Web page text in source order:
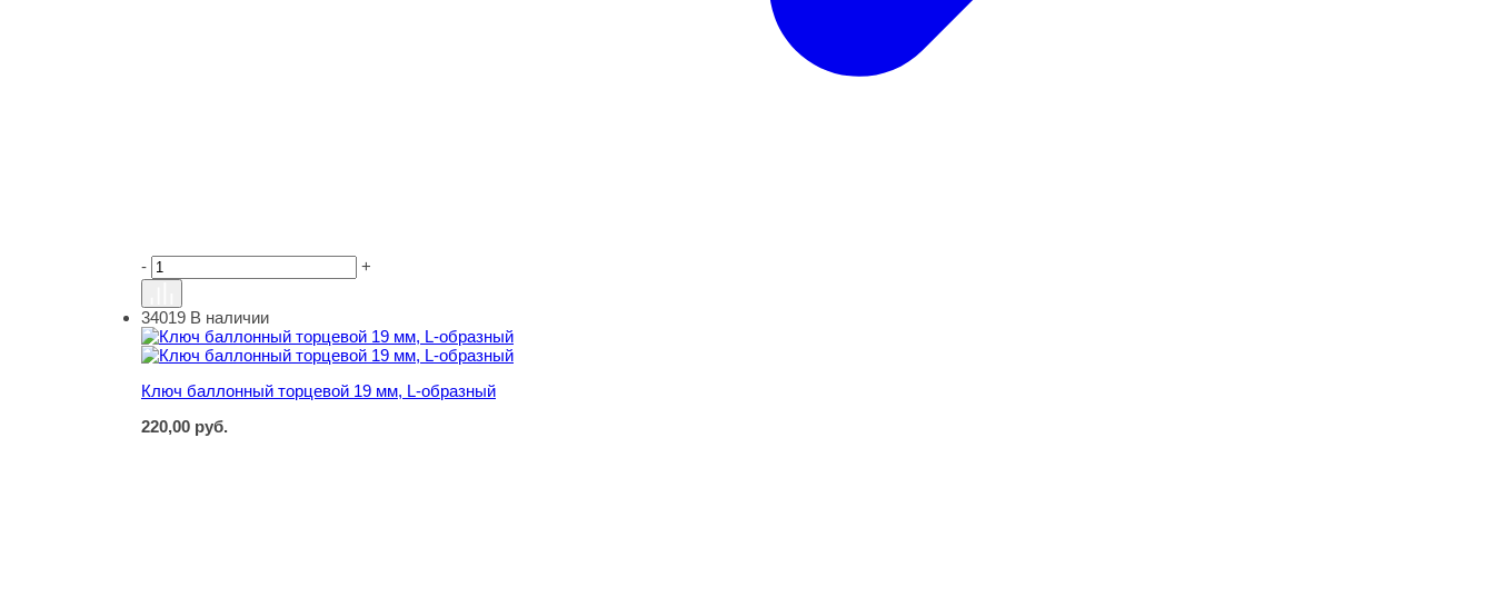
- +
Ключ баллонный торцевой 19 мм, L-образный
34019 В наличии
Ключ баллонный торцевой 19 мм, L-образный
220,00 руб.